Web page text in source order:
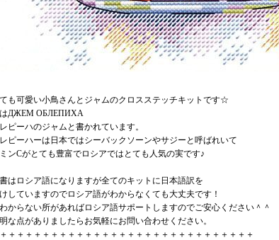
も可愛い小鳥さんとジャムのクロスステッチキットです☆
はДЖЕМ ОБЛЕПИХА
ピーハのジャムと書かれています。
ピーハーは日本ではシーバックソーンやサジーと呼ばれいて
ンCがとても豊富でロシアではとても人気の実です♪
はロシア語になりますが全てのキットに日本語訳を
していますのでロシア語がわからなくても大丈夫です！
からない所があればロシア語サポートしますのでご安心ください＾＾
な点がありましたらお気軽にお問い合わせください。
＋＋＋＋＋＋＋＋＋＋＋＋＋＋＋＋＋＋＋＋＋＋＋＋＋＋＋＋＋